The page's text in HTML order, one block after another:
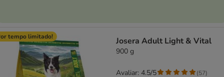
tempo limitado! Josera Adult Light & Vital
900 g
Avaliar: 4.5/5 (57)